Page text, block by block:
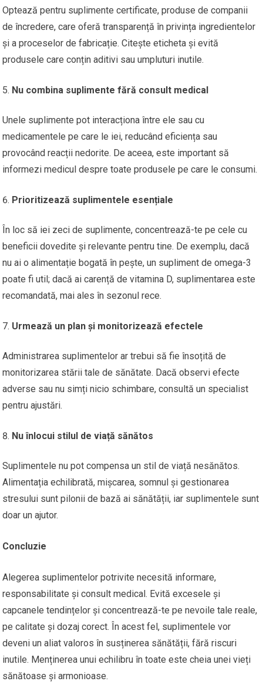
Optează pentru suplimente certificate, produse de companii
de încredere, care oferă transparență în privința ingredientelor
și a proceselor de fabricație. Citește eticheta și evită
produsele care conțin aditivi sau umpluturi inutile.
Nu combina suplimente fără consult medical
Unele suplimente pot interacționa între ele sau cu
medicamentele pe care le iei, reducând eficiența sau
provocând reacții nedorite. De aceea, este important să
informezi medicul despre toate produsele pe care le consumi.
Prioritizează suplimentele esențiale
În loc să iei zeci de suplimente, concentrează-te pe cele cu
beneficii dovedite și relevante pentru tine. De exemplu, dacă
nu ai o alimentație bogată în pește, un supliment de omega-3
poate fi util; dacă ai carență de vitamina D, suplimentarea este
recomandată, mai ales în sezonul rece.
Urmează un plan și monitorizează efectele
Administrarea suplimentelor ar trebui să fie însoțită de
monitorizarea stării tale de sănătate. Dacă observi efecte
adverse sau nu simți nicio schimbare, consultă un specialist
pentru ajustări.
Nu înlocui stilul de viață sănătos
Suplimentele nu pot compensa un stil de viață nesănătos.
Alimentația echilibrată, mișcarea, somnul și gestionarea
stresului sunt pilonii de bază ai sănătății, iar suplimentele sunt
doar un ajutor.
Concluzie
Alegerea suplimentelor potrivite necesită informare,
responsabilitate și consult medical. Evită excesele și
capcanele tendințelor și concentrează-te pe nevoile tale reale,
pe calitate și dozaj corect. În acest fel, suplimentele vor
deveni un aliat valoros în susținerea sănătății, fără riscuri
inutile. Menținerea unui echilibru în toate este cheia unei vieți
sănătoase și armonioase.